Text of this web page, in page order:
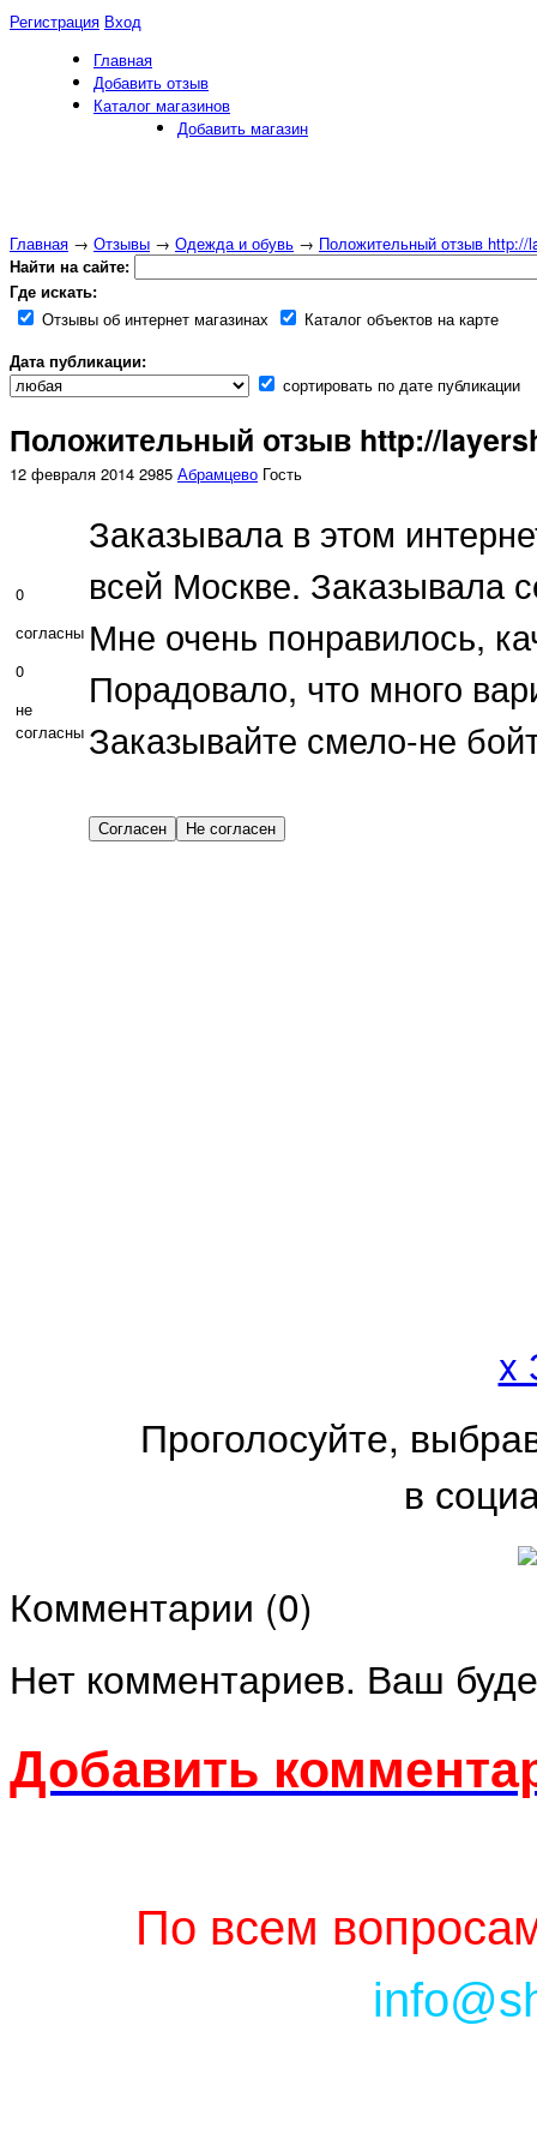
Регистрация Вход
Главная
Добавить отзыв
Каталог магазинов
Добавить магазин
Главная → Отзывы → Одежда и обувь → Положительный отзыв http://
Найти на сайте:
Где искать:
Отзывы об интернет магазинах
Каталог объектов на карте
Дата публикации:
сортировать по дате публикации
Положительный отзыв http://
12 февраля 2014 2985 Абрамцево Гость
0
согласны
0
не
согласны
Заказывала в этом
всей Москве. Заказывала
Мне очень понравилось,
Порадовало, что много
Заказывайте смело-не
x
Проголосуйте,
в
Комментарии (0)
Нет комментариев. Ваш
Добавить
По всем